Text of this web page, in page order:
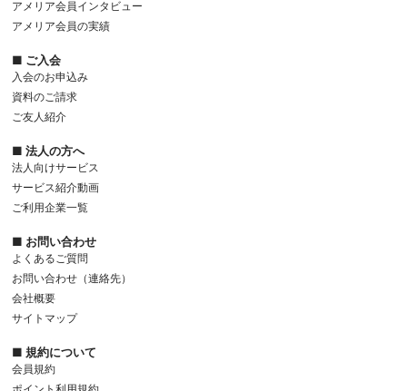
アメリア会員インタビュー
アメリア会員の実績
■ ご入会
入会のお申込み
資料のご請求
ご友人紹介
■ 法人の方へ
法人向けサービス
サービス紹介動画
ご利用企業一覧
■ お問い合わせ
よくあるご質問
お問い合わせ（連絡先）
会社概要
サイトマップ
■ 規約について
会員規約